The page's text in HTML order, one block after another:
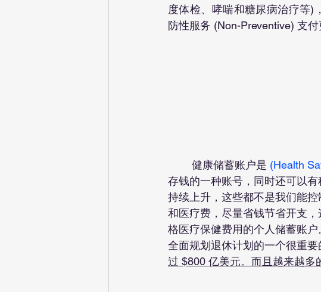
度体检、哮喘和糖尿病治疗等)
防性服务 (Non-Preventive) 支付
	健康储蓄账户是
(Health
存钱的一种账号，同时还可以
持续上升，这些都不是我们能
和医疗费，尽量省钱节省开支
格医疗保健费用的个人储蓄账
全面规划退休计划的一个很重要
过 $800 亿美元。而且越来越多